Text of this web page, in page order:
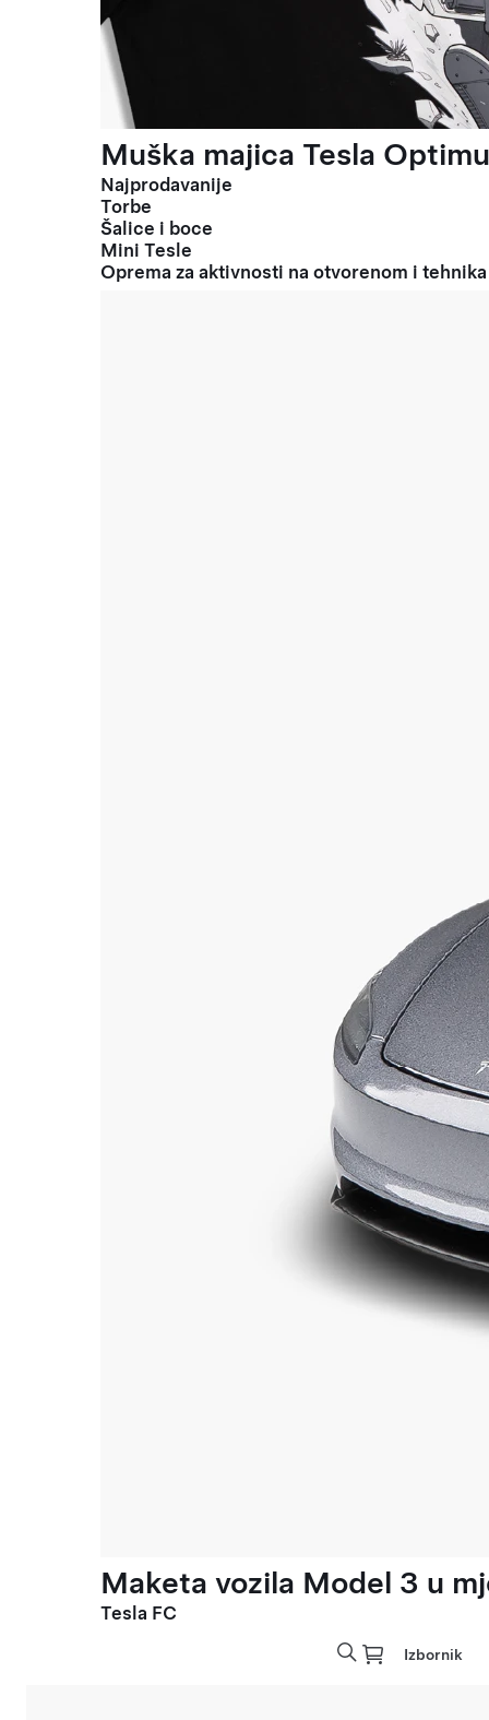
Muška majica Tesla
Najprodavanije
Torbe
Šalice i boce
Mini Tesle
Oprema za aktivnosti na otvorenom i tehnika
Maketa vozila Model 3 u
Tesla FC
Izbornik